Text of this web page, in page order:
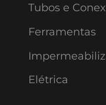
Tubos e
Ferramentas
Elétrica